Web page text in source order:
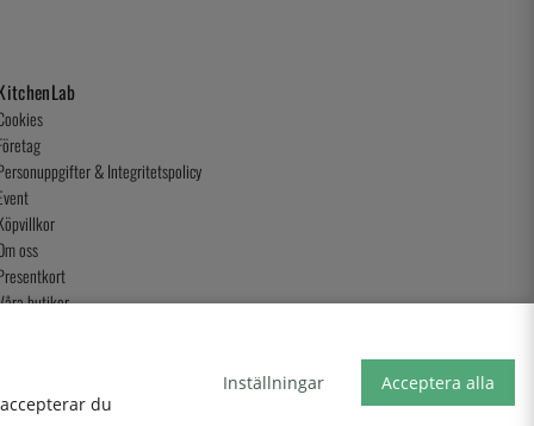
& Integritetspolicy
oss
butiker
du
Inställningar Acceptera alla